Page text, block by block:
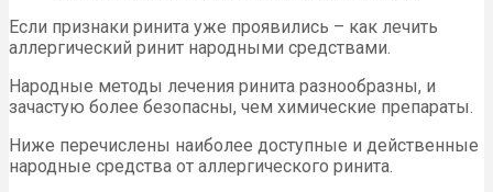
Если признаки ринита уже проявились – как лечить
аллергический ринит народными средствами.
Народные методы лечения ринита разнообразны, и
зачастую более безопасны, чем химические препараты.
Ниже перечислены наиболее доступные и действенные
народные средства от аллергического ринита.